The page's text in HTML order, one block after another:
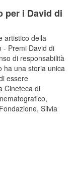
per i David di
artistico della
- Premi David di
di responsabilità
ha una storia unica
essere
Cineteca di
Silvia